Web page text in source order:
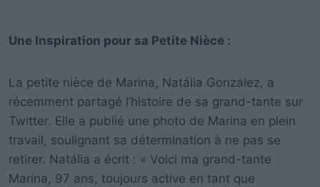
Une Inspiration pour sa Petite Nièce :
La petite nièce de Marina, Natália Gonzalez, a
récemment partagé l’histoire de sa grand-tante sur
Twitter. Elle a publié une photo de Marina en plein
travail, soulignant sa détermination à ne pas se
retirer. Natália a écrit : « Voici ma grand-tante
Marina, 97 ans, toujours active en tant que